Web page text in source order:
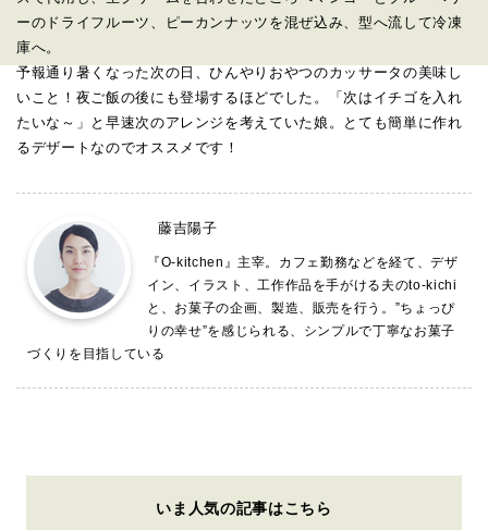
ーのドライフルーツ、ピーカンナッツを混ぜ込み、型へ流して冷凍
庫へ。
予報通り暑くなった次の日、ひんやりおやつのカッサータの美味し
いこと！夜ご飯の後にも登場するほどでした。「次はイチゴを入れ
たいな～」と早速次のアレンジを考えていた娘。とても簡単に作れ
るデザートなのでオススメです！
藤吉陽子
『O-kitchen』主宰。カフェ勤務などを経て、デザ
イン、イラスト、工作作品を手がける夫のto-kichi
と、お菓子の企画、製造、販売を行う。”ちょっぴ
りの幸せ”を感じられる、シンプルで丁寧なお菓子
づくりを目指している
いま人気の記事はこちら